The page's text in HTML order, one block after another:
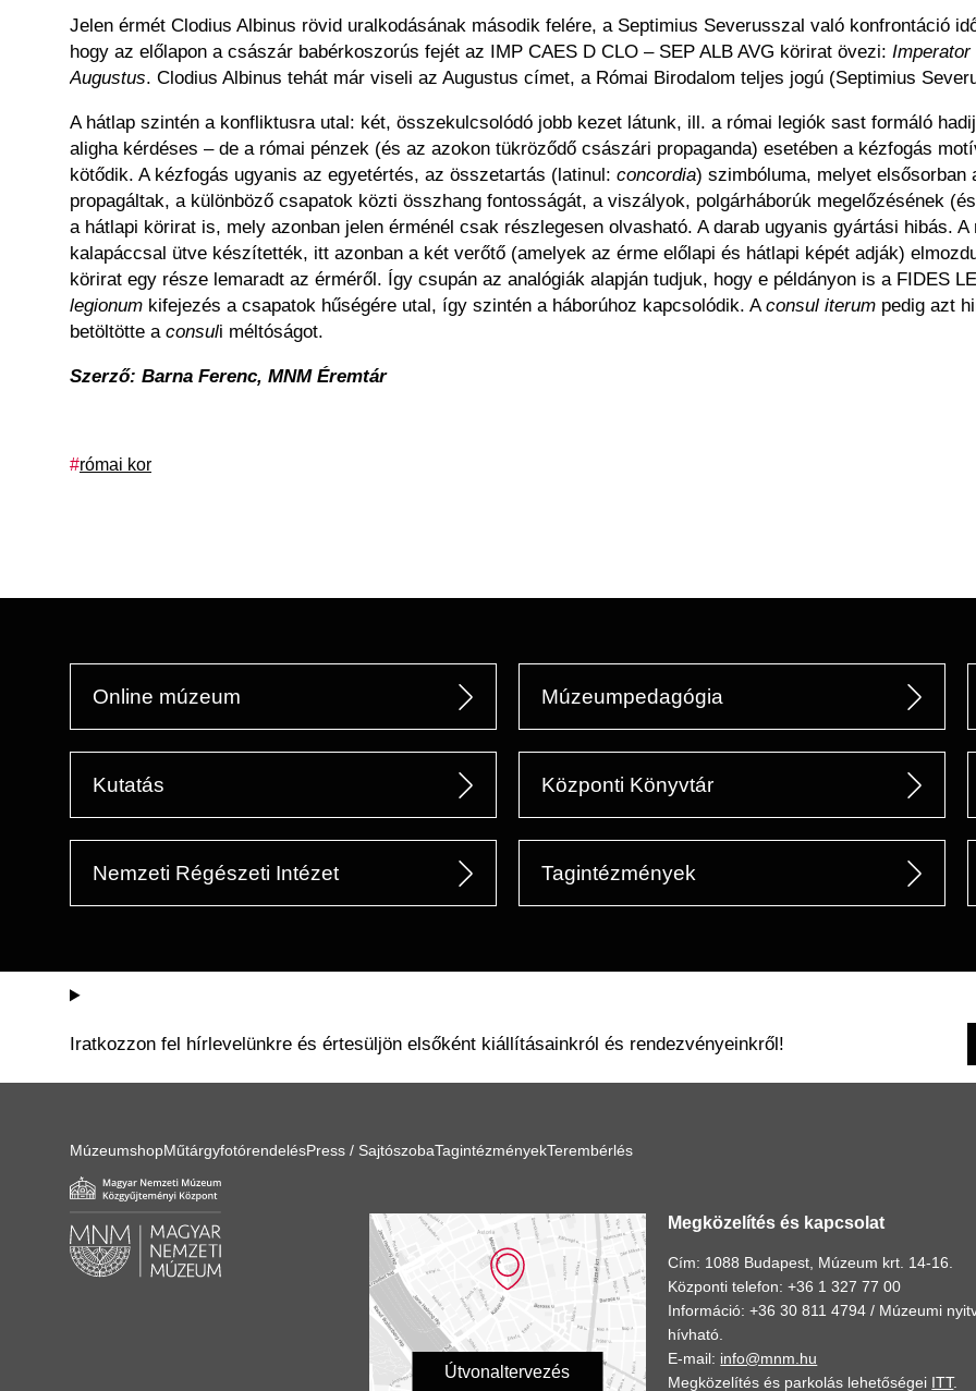
Jelen érmét Clodius Albinus rövid uralkodásának második felére, a Septimius Severusszal való konfrontáció
hogy az előlapon a császár babérkoszorús fejét az IMP CAES D CLO – SEP ALB AVG körirat övezi: Imperator
Augustus. Clodius Albinus tehát már viseli az Augustus címet, a Római Birodalom teljes jogú (Septimius
A hátlap szintén a konfliktusra utal: két, összekulcsolódó jobb kezet látunk, ill. a római legiók sast formáló
aligha kérdéses – de a római pénzek (és az azokon tükröződő császári propaganda) esetében a kézfogás
kötődik. A kézfogás ugyanis az egyetértés, az összetartás (latinul: concordia) szimbóluma, melyet elsősorban
propagáltak, a különböző csapatok közti összhang fontosságát, a viszályok, polgárháborúk megelőzésének
a hátlapi körirat is, mely azonban jelen érménél csak részlegesen olvasható. A darab ugyanis gyártási hibás.
kalapáccsal ütve készítették, itt azonban a két verőtő (amelyek az érme előlapi és hátlapi képét adják)
körirat egy része lemaradt az érméről. Így csupán az analógiák alapján tudjuk, hogy e példányon is a FIDES
legionum kifejezés a csapatok hűségére utal, így szintén a háborúhoz kapcsolódik. Aconsul iterum pedig azt
betöltötte a consuli méltóságot.
Szerző: Barna Ferenc, MNM Éremtár
Címkék
római kor
Online múzeum Múzeumpedagógia
Kutatás Központi Könyvtár
Nemzeti Régészeti Intézet Tagintézmények
Iratkozzon fel hírlevelünkre és értesüljön elsőként kiállításainkról és rendezvényeinkről!
MúzeumshopMűtárgyfotórendelésPress / SajtószobaTagintézményekTerembérlés
Útvonaltervezés
Megközelítés és kapcsolat
Cím: 1088 Budapest, Múzeum krt. 14-16.
Központi telefon: +36 1 327 77 00
Információ: +36 30 811 4794 / Múzeumi
hívható.
E-mail: info@mnm.hu
Megközelítés és parkolás lehetőségei ITT.